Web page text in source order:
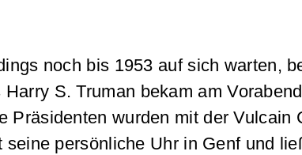
noch bis 1953 auf sich warten,
S. Truman bekam am
Präsidenten wurden mit der
persönliche Uhr in Genf und